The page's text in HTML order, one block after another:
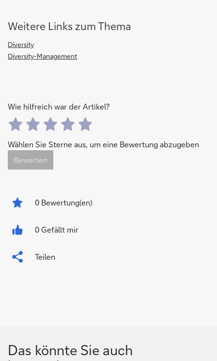
Weitere Links zum Thema
Diversity
Diversity-Management
Wie hilfreich war der Artikel?
Wählen Sie Sterne aus, um eine Bewertung abzugeben
Bewerten
0 Bewertung(en)
0 Gefällt mir
Teilen
Das könnte Sie auch